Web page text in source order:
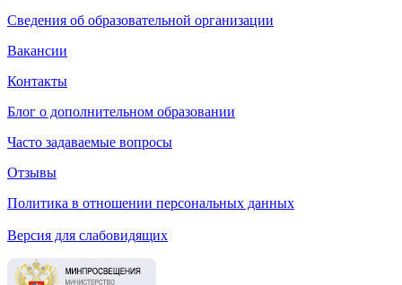
Сведения об образовательной организации
Вакансии
Контакты
Блог о дополнительном образовании
Часто задаваемые вопросы
Отзывы
Политика в отношении персональных данных
Версия для слабовидящих